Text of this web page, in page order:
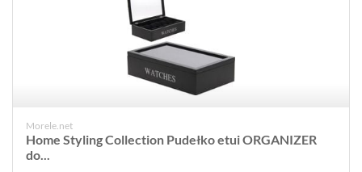
Morele.net
Home Styling Collection Pudełko etui ORGANIZER
do...